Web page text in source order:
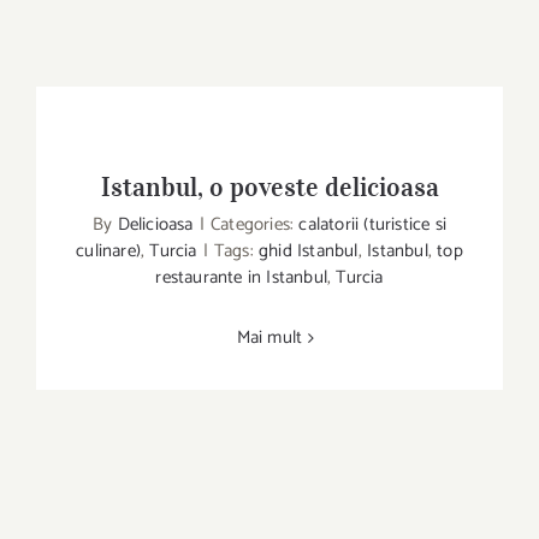
Istanbul, o poveste delicioasa
Istanbul, o poveste delicioasa
By Delicioasa | Categories:calatorii (turistice si
culinare),Turcia | Tags:ghid Istanbul, Istanbul,top
restaurante in Istanbul,Turcia
Mai mult